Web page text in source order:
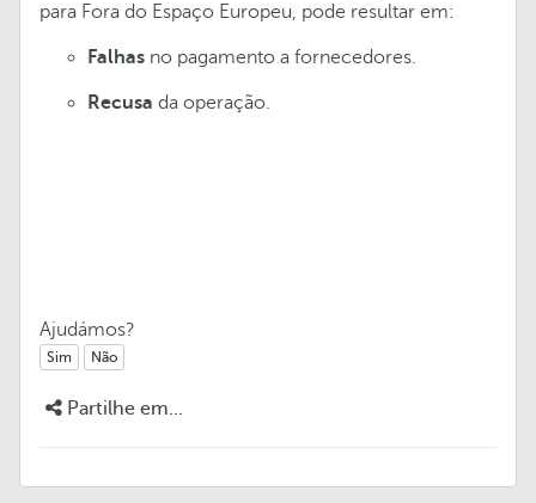
para Fora do Espaço Europeu, pode resultar em:
Falhas no pagamento a fornecedores.
Recusa da operação.
Ajudámos?
Sim Não
Partilhe em...